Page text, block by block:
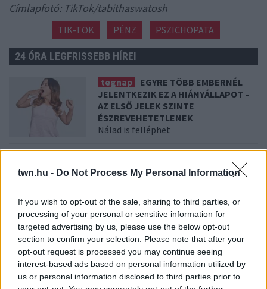
twn.hu - Do Not Process My Personal Information
If you wish to opt-out of the sale, sharing to third parties, or
processing of your personal or sensitive information for
targeted advertising by us, please use the below opt-out
section to confirm your selection. Please note that after your
opt-out request is processed you may continue seeing
interest-based ads based on personal information utilized by
us or personal information disclosed to third parties prior to
Címlapfotó: TikTok/tabithaswatosh
TIK-TOK PÉNZ PSZICHOPATA
24 ÓRA LEGFRISSEBB HÍREI
tegnap
EGYRE TÖBB EMBERNÉL
JELENTKEZIK EZ A HIÁNYÁLLAPOT –
AZ ELSŐ JELEK SZINTE
ÉSZREVEHETETLENEK
Nálad is felléphet
08. 07.
HA EZT ÉRZED EVÉS UTÁN, A
SZERVEZETED FONTOS DOLOGRA
PRÓBÁL FIGYELMEZTETNI
08. 06.
ORVOS FIGYELMEZTET: EZT
AZ APRÓ REGGELI TÜNETET NE
SÖPÖRD A SZŐNYEG ALÁ
Fontos!